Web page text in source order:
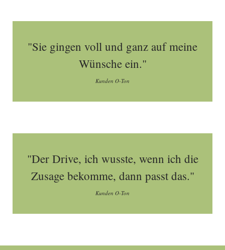
"Sie gingen voll und ganz auf meine
Wünsche ein."
Kunden O-Ton
"Der Drive, ich wusste, wenn ich die
Zusage bekomme, dann passt das."
Kunden O-Ton